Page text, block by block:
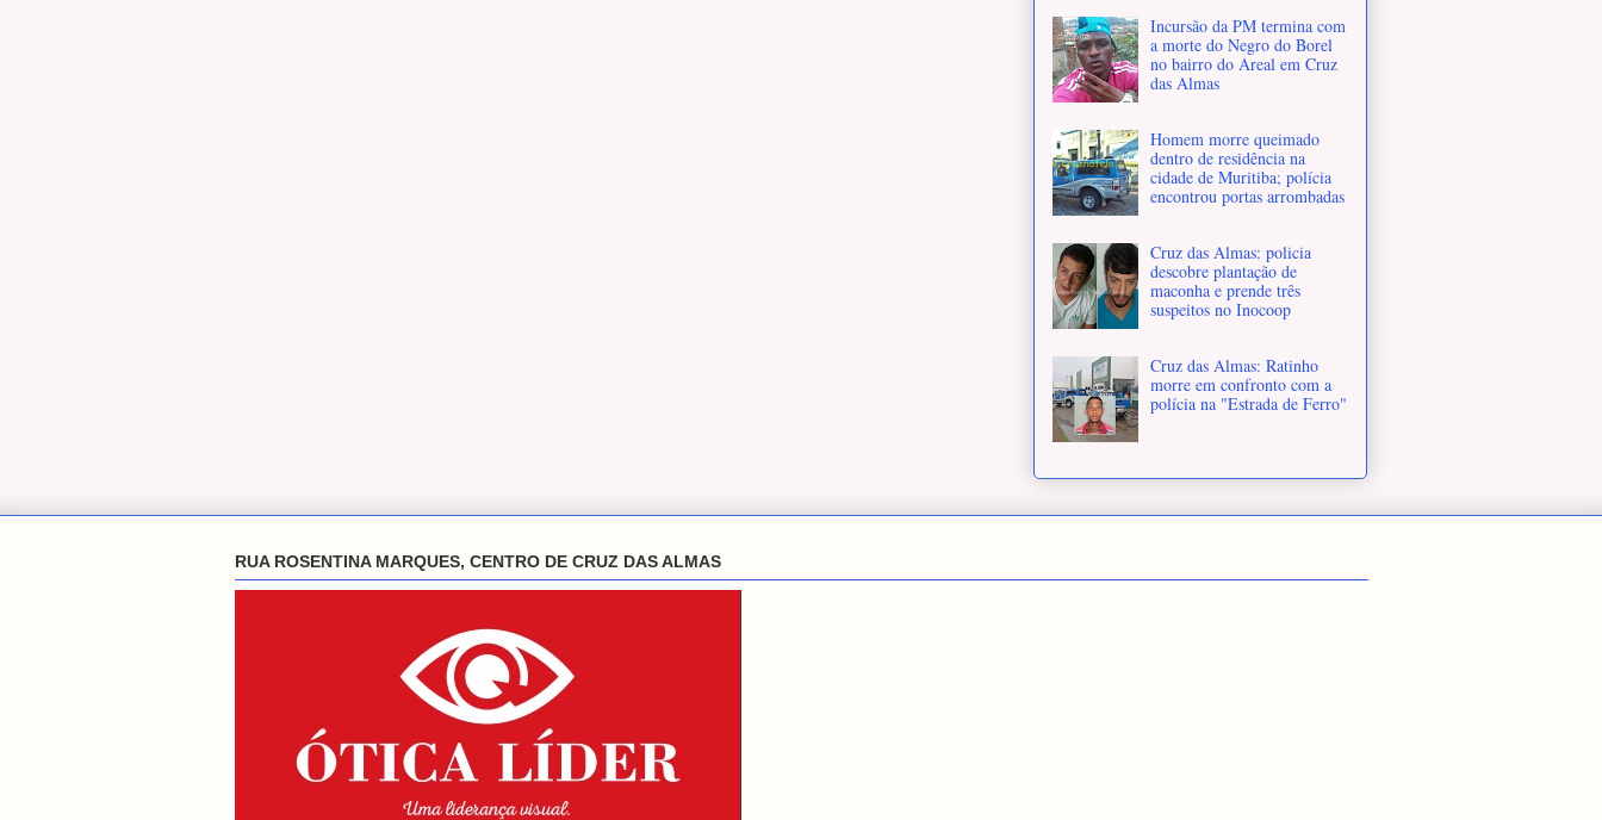
Incursão da PM termina com
a morte do Negro do Borel
no bairro do Areal em Cruz
das Almas
Homem morre queimado
dentro de residência na
cidade de Muritiba; polícia
encontrou portas arrombadas
Cruz das Almas: policia
descobre plantação de
maconha e prende três
suspeitos no Inocoop
Cruz das Almas: Ratinho
morre em confronto com a
polícia na "Estrada de Ferro"
RUA ROSENTINA MARQUES, CENTRO DE CRUZ DAS ALMAS